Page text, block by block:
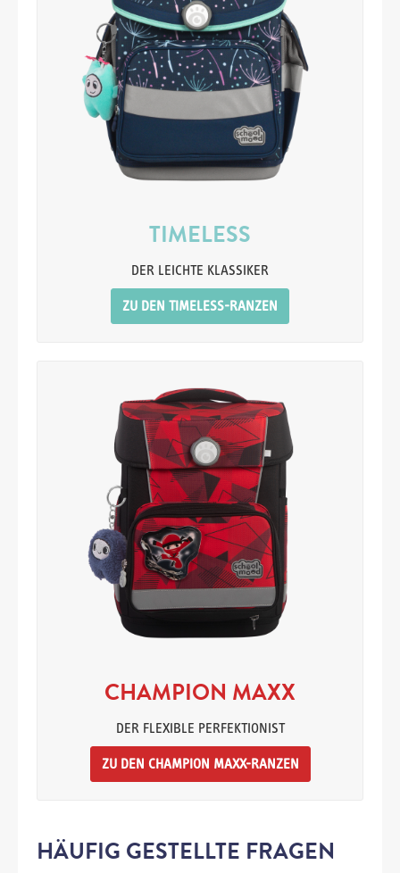
TIMELESS
DER LEICHTE KLASSIKER
ZU DEN TIMELESS-RANZEN
CHAMPION MAXX
DER FLEXIBLE PERFEKTIONIST
ZU DEN CHAMPION MAXX-RANZEN
HÄUFIG GESTELLTE FRAGEN